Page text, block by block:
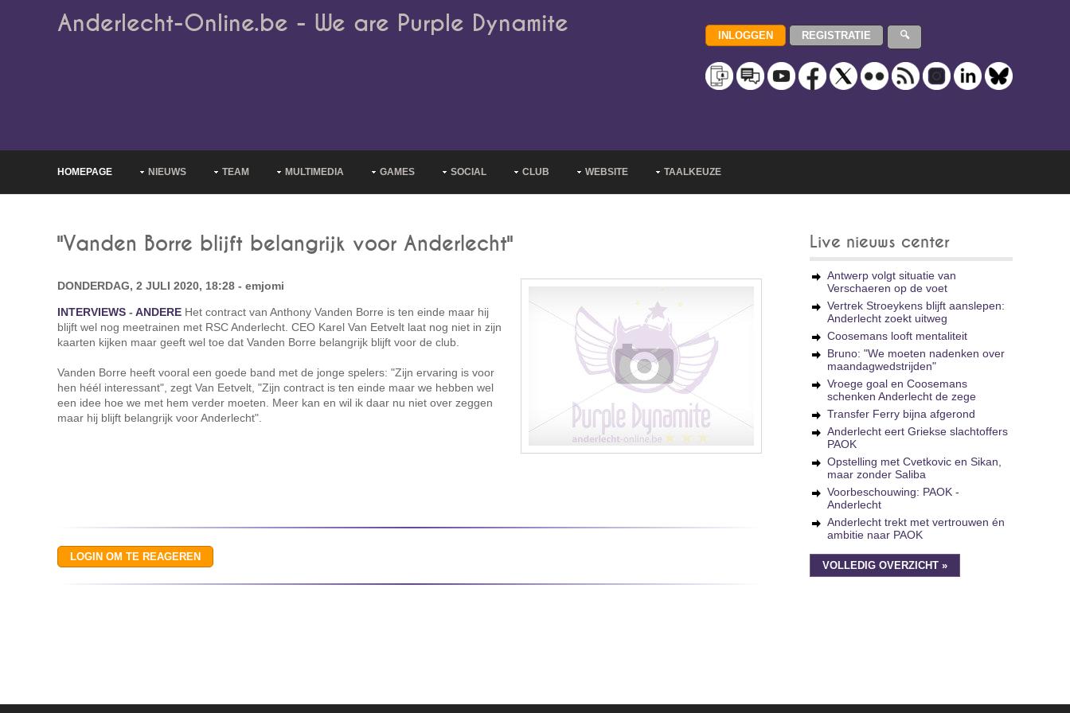
Anderlecht-Online.be - We are Purple Dynamite
HOMEPAGE NIEUWS TEAM MULTIMEDIA GAMES SOCIAL CLUB WEBSITE TAALKEUZE
"Vanden Borre blijft belangrijk voor Anderlecht"
DONDERDAG, 2 JULI 2020, 18:28 - emjomi
INTERVIEWS - ANDERE Het contract van Anthony Vanden Borre is ten einde maar hij
blijft wel nog meetrainen met RSC Anderlecht. CEO Karel Van Eetvelt laat nog niet in zijn
kaarten kijken maar geeft wel toe dat Vanden Borre belangrijk blijft voor de club.
Vanden Borre heeft vooral een goede band met de jonge spelers: "Zijn ervaring is voor
hen héél interessant", zegt Van Eetvelt, "Zijn contract is ten einde maar we hebben wel
een idee hoe we met hem verder moeten. Meer kan en wil ik daar nu niet over zeggen
maar hij blijft belangrijk voor Anderlecht".
Live nieuws center
Antwerp volgt situatie van
Verschaeren op de voet
Vertrek Stroeykens blijft aanslepen:
Anderlecht zoekt uitweg
Coosemans looft mentaliteit
Bruno: "We moeten nadenken over
maandagwedstrijden"
Vroege goal en Coosemans
schenken Anderlecht de zege
Transfer Ferry bijna afgerond
Anderlecht eert Griekse slachtoffers
PAOK
Opstelling met Cvetkovic en Sikan,
maar zonder Saliba
Voorbeschouwing: PAOK -
Anderlecht
Anderlecht trekt met vertrouwen én
ambitie naar PAOK
VOLLEDIG OVERZICHT »